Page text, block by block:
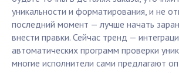
уникальности и форматирования, и не
последний момент — лучше начать
внести правки. Сейчас тренд —
автоматических программ проверки
многие исполнители сами предлагают